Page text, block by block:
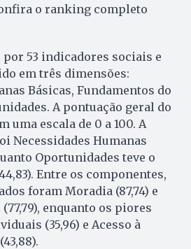
o ranking completo
53 indicadores sociais e
em três dimensões:
Básicas, Fundamentos do
A pontuação geral do
uma escala de 0 a 100. A
Necessidades Humanas
Oportunidades teve o
Entre os componentes,
foram Moradia (87,74) e
enquanto os piores
(35,96) e Acesso à